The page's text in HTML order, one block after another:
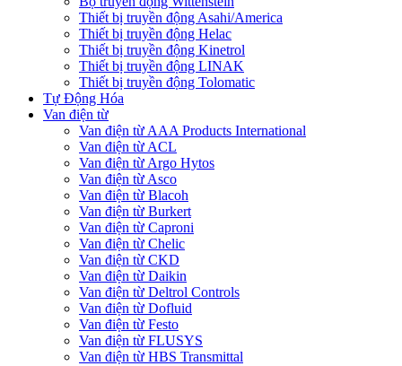
Thiết bị truyền động Asahi/America
Thiết bị truyền động Helac
Thiết bị truyền động Kinetrol
Thiết bị truyền động LINAK
Thiết bị truyền động Tolomatic
Tự Động Hóa
Van điện từ
Van điện từ AAA Products International
Van điện từ ACL
Van điện từ Argo Hytos
Van điện từ Asco
Van điện từ Blacoh
Van điện từ Burkert
Van điện từ Caproni
Van điện từ Chelic
Van điện từ CKD
Van điện từ Daikin
Van điện từ Deltrol Controls
Van điện từ Dofluid
Van điện từ Festo
Van điện từ FLUSYS
Van điện từ HBS Transmittal